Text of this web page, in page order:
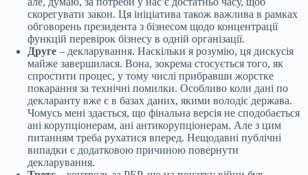
скорегувати закон. Ця ініціатива також важлива в рамках
обговорень президента з бізнесом щодо концентрації
функцій перевірок бізнесу в одній організації.
Друге – декларування. Наскільки я розумію, ця дискусія
майже завершилася. Вона, зокрема стосується того, як
спростити процес, у тому числі прибравши жорстке
покарання за технічні помилки. Особливо коли дані по
декларанту вже є в базах даних, якими володіє держава.
Чомусь мені здається, що фінальна версія не сподобається
ані корупціонерам, ані антикорупціонерам. Але з цим
питанням треба рухатися вперед. Нещодавні публічні
випадки є додатковою причиною повернути
декларування.